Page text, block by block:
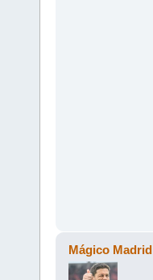
Mágico Madrid